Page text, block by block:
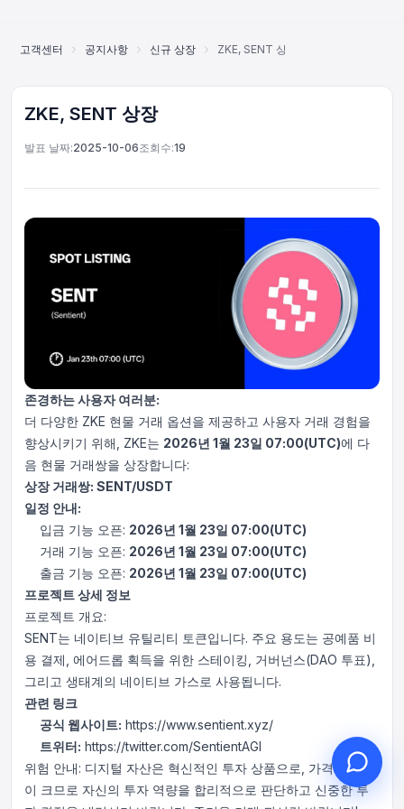
고객센터 공지사항 신규 상장 ZKE, SENT 상장
ZKE, SENT 상장
발표 날짜:2025-10-06조회수:19
존경하는 사용자 여러분:
더 다양한 ZKE 현물 거래 옵션을 제공하고 사용자 거래 경험을
향상시키기 위해, ZKE는 2026년 1월 23일 07:00(UTC)에 다
음 현물 거래쌍을 상장합니다:
상장 거래쌍: SENT/USDT
일정 안내:
입금 기능 오픈: 2026년 1월 23일 07:00(UTC)
거래 기능 오픈: 2026년 1월 23일 07:00(UTC)
출금 기능 오픈: 2026년 1월 23일 07:00(UTC)
프로젝트 상세 정보
프로젝트 개요:
SENT는 네이티브 유틸리티 토큰입니다. 주요 용도는 공예품 비
용 결제, 에어드롭 획득을 위한 스테이킹, 거버넌스(DAO 투표),
그리고 생태계의 네이티브 가스로 사용됩니다.
관련 링크
공식 웹사이트: https://www.sentient.xyz/
트위터: https://twitter.com/SentientAGI
위험 안내: 디지털 자산은 혁신적인 투자 상품으로, 가격 변동성
이 크므로 자신의 투자 역량을 합리적으로 판단하고 신중한 투
요?
온라인 고객 서비스가 도와드립니다
온라인 상담 시작